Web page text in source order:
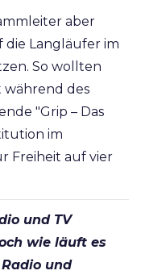
aber
die Langläufer im
So wollten
während des
"Grip – Das
im
Freiheit auf vier
und TV
wie läuft es
und